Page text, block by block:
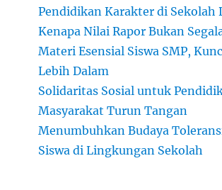
Pendidikan Karakter di Sekolah
Kenapa Nilai Rapor Bukan
Materi Esensial Siswa SMP,
Lebih Dalam
Solidaritas Sosial untuk
Masyarakat Turun Tangan
Menumbuhkan Budaya
Siswa di Lingkungan Sekolah